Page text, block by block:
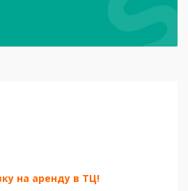
на аренду в ТЦ!